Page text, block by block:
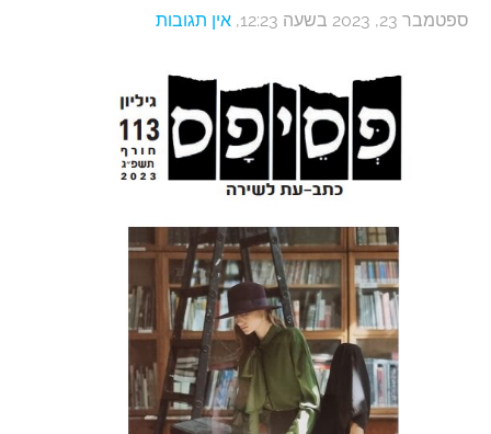
ספטמבר 23, 2023 בשעה 12:23, אין תגובות